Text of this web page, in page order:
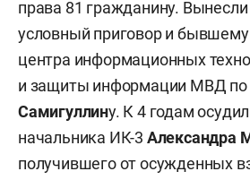
права 81 гражданину. Вынесли
условный приговор и
центра информационных
и защиты информации МВД по
Самигуллину. К 4 годам
начальника ИК-3 Александра
получившего от осужденных